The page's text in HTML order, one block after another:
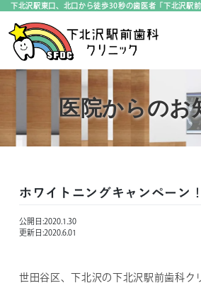
下北沢駅東口、北口から徒歩30秒の歯医者「下北沢駅前
医院からのお
ホワイトニングキャンペーン
公開日:2020.1.30
更新日:2020.6.01
世田谷区、下北沢の下北沢駅前歯科ク